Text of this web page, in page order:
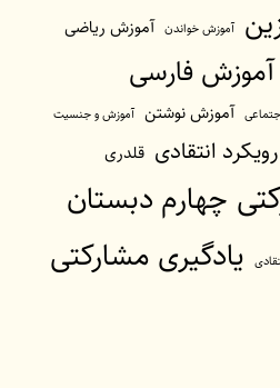
آموزش خواندن آموزش ریاضی
آموزش فارسی
آموزش نوشتن آموزش و جنسیت
رویکرد انتقادی قلدری
چهارم دبستان
یادگیری مشارکتی